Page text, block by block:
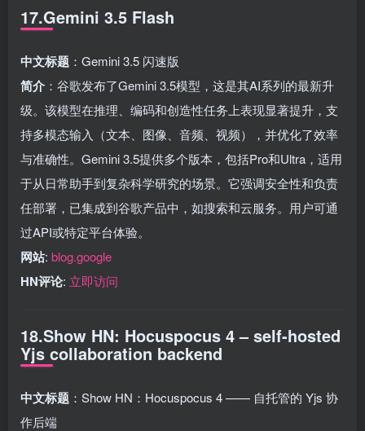
17.Gemini 3.5 Flash
中文标题 ：Gemini 3.5 闪速版
简介 ：谷歌发布了Gemini 3.5模型，这是其AI系列的最新升
级。该模型在推理、编码和创造性任务上表现显著提升，支
持多模态输入（文本、图像、音频、视频），并优化了效率
与准确性。Gemini 3.5提供多个版本，包括Pro和Ultra，适用
于从日常助手到复杂科学研究的场景。它强调安全性和负责
任部署，已集成到谷歌产品中，如搜索和云服务。用户可通
过API或特定平台体验。
网站: blog.google
HN评论: 立即访问
18.Show HN: Hocuspocus 4 – self-hosted
Yjs collaboration backend
中文标题 ：Show HN：Hocuspocus 4 —— 自托管的 Yjs 协
作后端